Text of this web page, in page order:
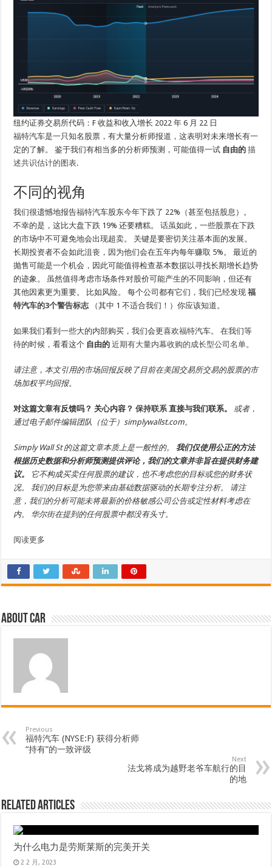
纽约证券交易所代码：F 收益和收入增长 2022 年 6 月 22 日
福特汽车是一只知名股票，有大量分析师报道，这表明对未来增长有一
定的了解。 鉴于我们有相当多的分析师预测，可能值得一试 自由的 描
述共识估计的图表.
不同的视角
我们很遗憾地报告福特汽车股东今年下跌了 22%（甚至包括股息）。
不幸的是，这比大盘下跌 19% 还要糟糕。 话虽如此，一些股票在下跌
的市场中不可避免地会出现超卖。 关键是要密切关注基本面的发展。
长期投资者不会如此沮丧，因为他们会在五年内每年赚取 5%。 最近的
抛售可能是一个机会，因此可能值得检查基本数据以寻找长期增长趋势
的迹象。 虽然值得考虑市场条件对股价可能产生的不同影响，但还有
其他因素更为重要。 比如风险。 每个公司都有它们，我们已经发现福
特汽车的3个警告标志
（其中 1 不适合我们！）你应该知道。
如果我们看到一些大的内部购买，我们会更喜欢福特汽车。 在我们等
待的时候，看看这个 自由的 近期有大量内幕收购的成长型公司名单。
请注意，本文引用的市场回报反映了目前在美国交易所交易的股票的市
场加权平均回报。
对这篇文章有反馈吗？ 关心内容？ 保持联系 直接与我们联系。
或者，
通过电子邮件编辑团队（位于）simplywallst.com。
Simply Wall St 的这篇文章本质上是一般性的。我们仅使用公正的方法
根据历史数据和分析师预测提供评论，我们的文章并非旨在提供财务建
议。
它不构成买卖任何股票的建议，也不考虑您的目标或您的财务状
况。 我们的目标是为您带来由基础数据驱动的长期专注分析。 请注
意，我们的分析可能未将最新的价格敏感公司公告或定性材料考虑在
内。 华尔街在提到的任何股票中都没有头寸。
阅读更多
About car
Previous
福特汽车 (NYSE:F) 获得分析师
“持有”的一致评级
Next
法戈将成为越野老爷车航行的目
的地
Related Articles
为什么电力是劳斯莱斯的完美开关
2 2 月, 2023